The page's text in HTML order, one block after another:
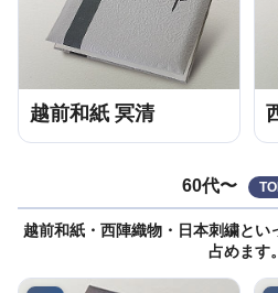
越前和紙 冥清
60代〜
越前和紙・西陣織物・日本刺繍と
占めます。